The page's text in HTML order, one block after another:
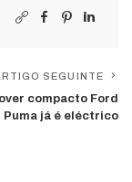
SEGUINTE
compacto Ford
Puma já é eléctrico